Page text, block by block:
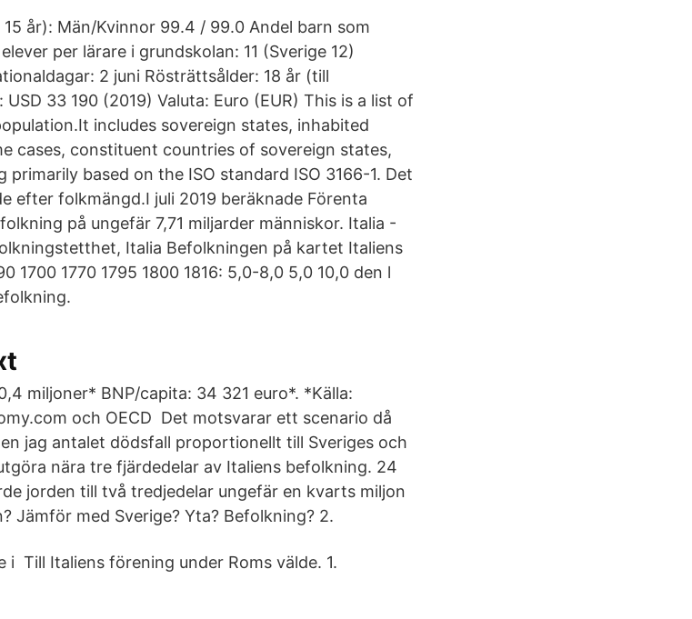
år): Män/Kvinnor 99.4 / 99.0 Andel barn som
per lärare i grundskolan: 11 (Sverige 12)
2 juni Rösträttsålder: 18 år (till
33 190 (2019) Valuta: Euro (EUR) This is a list of
includes sovereign states, inhabited
cases, constituent countries of sovereign states,
based on the ISO standard ISO 3166-1. Det
efter folkmängd.I juli 2019 beräknade Förenta
på ungefär 7,71 miljarder människor. Italia -
Italia Befolkningen på kartet Italiens
1700 1770 1795 1800 1816: 5,0-8,0 5,0 10,0 den l
miljoner* BNP/capita: 34 321 euro*. *Källa:
och OECD Det motsvarar ett scenario då
jag antalet dödsfall proportionellt till Sveriges och
nära tre fjärdedelar av Italiens befolkning. 24
jorden till två tredjedelar ungefär en kvarts miljon
Jämför med Sverige? Yta? Befolkning? 2.
i Till Italiens förening under Roms välde. 1.